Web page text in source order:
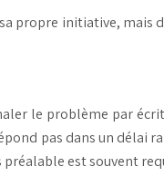
propre initiative,
le problème par
pas dans un
est souvent